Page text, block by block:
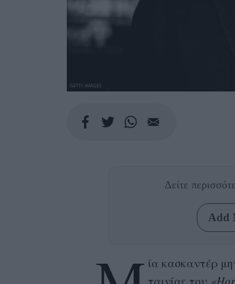
GETTY IMAGES
Δείτε
Add
ία κασκαντέρ
ταινίας του